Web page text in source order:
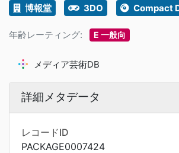
博報堂 3DO Compact
年齢レーティング: E 一般向
メディア芸術DB
詳細メタデータ
レコードID
PACKAGE0007424